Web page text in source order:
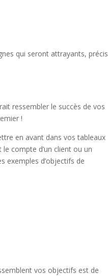
qui seront attrayants, précis
ressembler le succès de vos
!
en avant dans vos tableaux
compte d’un client ou un
exemples d’objectifs de
vos objectifs est de